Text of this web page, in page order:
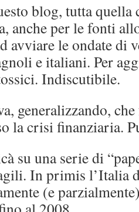
blog, tutta
anche per le fonti
avviare le ondate di
e italiani. Per
Indiscutibile.
generalizzando,
la crisi finanziaria.
su una serie di
In primis l’Italia
(e